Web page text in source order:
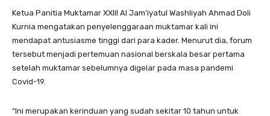
Ketua Panitia Muktamar XXIII Al Jam’iyatul Washliyah Ahmad Doli
Kurnia mengatakan penyelenggaraan muktamar kali ini
mendapat antusiasme tinggi dari para kader. Menurut dia, forum
tersebut menjadi pertemuan nasional berskala besar pertama
setelah muktamar sebelumnya digelar pada masa pandemi
Covid-19.
“Ini merupakan kerinduan yang sudah sekitar 10 tahun untuk